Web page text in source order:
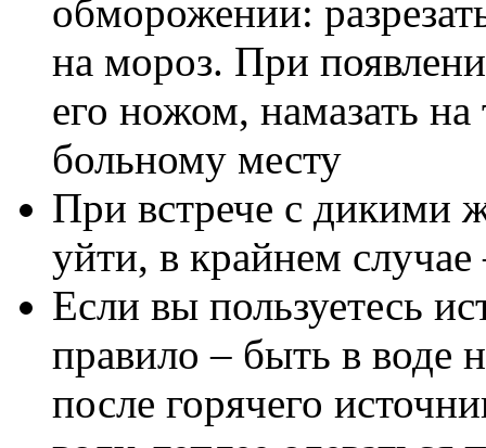
обморожении:
на мороз. При
его ножом, намазать
больному месту
При встрече с дикими
уйти, в крайнем
Если вы пользуетесь
правило – быть в воде
после горячего